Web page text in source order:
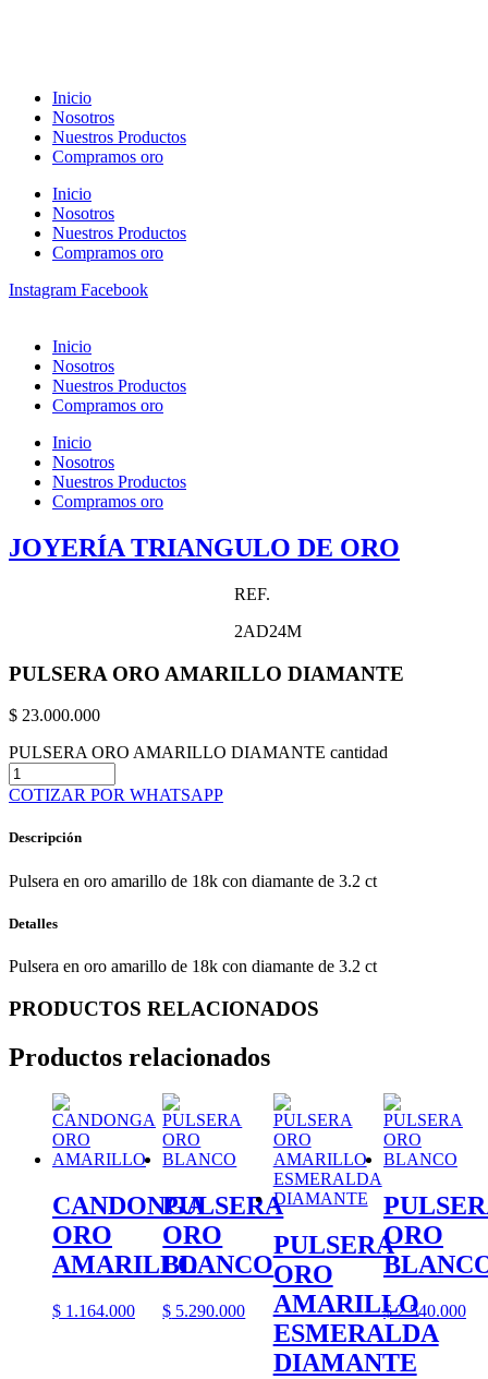
Inicio
Nosotros
Nuestros Productos
Compramos oro
Inicio
Nosotros
Nuestros Productos
Compramos oro
Instagram Facebook
Inicio
Nosotros
Nuestros Productos
Compramos oro
Inicio
Nosotros
Nuestros Productos
Compramos oro
JOYERÍA TRIANGULO DE ORO
REF.
2AD24M
PULSERA ORO AMARILLO DIAMANTE
$ 23.000.000
PULSERA ORO AMARILLO DIAMANTE cantidad
COTIZAR POR WHATSAPP
Descripción
Pulsera en oro amarillo de 18k con diamante de 3.2 ct
Detalles
Pulsera en oro amarillo de 18k con diamante de 3.2 ct
PRODUCTOS RELACIONADOS
Productos relacionados
CANDONGA
ORO
AMARILLO
$ 1.164.000
PULSERA
ORO
BLANCO
$ 5.290.000
PULSERA
ORO
AMARILLO
ESMERALDA
DIAMANTE
ORO
$2.540.000